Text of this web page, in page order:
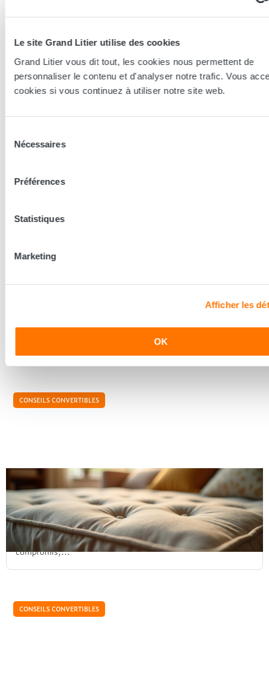
Le site Grand Litier utilise des cookies
Grand Litier vous dit tout, les cookies nous permettent de
personnaliser le contenu et d'analyser notre trafic. Vous
cookies si vous continuez à utiliser notre site web.
Nécessaires
Préférences
Statistiques
Marketing
Afficher les
OK
CONSEILS CONVERTIBLES
canapé convertible efficacement
un canapé convertible demande de la...
Comment bien choisir la couleur d'un canapé
convertible en fonction de votre intérieur ?
style d'une pièce. Judicieusement choisies, les couleurs de
votre mobilier peuvent transformer l'atmosphère de...
CONSEILS CONVERTIBLES
Quels sont les avantages de choisir un canapé
convertible chez un spécialiste de literie ?
Choisir un canapé convertible chez un expert en literie
présente de multiples avantages. Que ce soit pour gagner
de la place ou pour profiter d'un confort optimal sans
compromis,...
CONSEILS CONVERTIBLES